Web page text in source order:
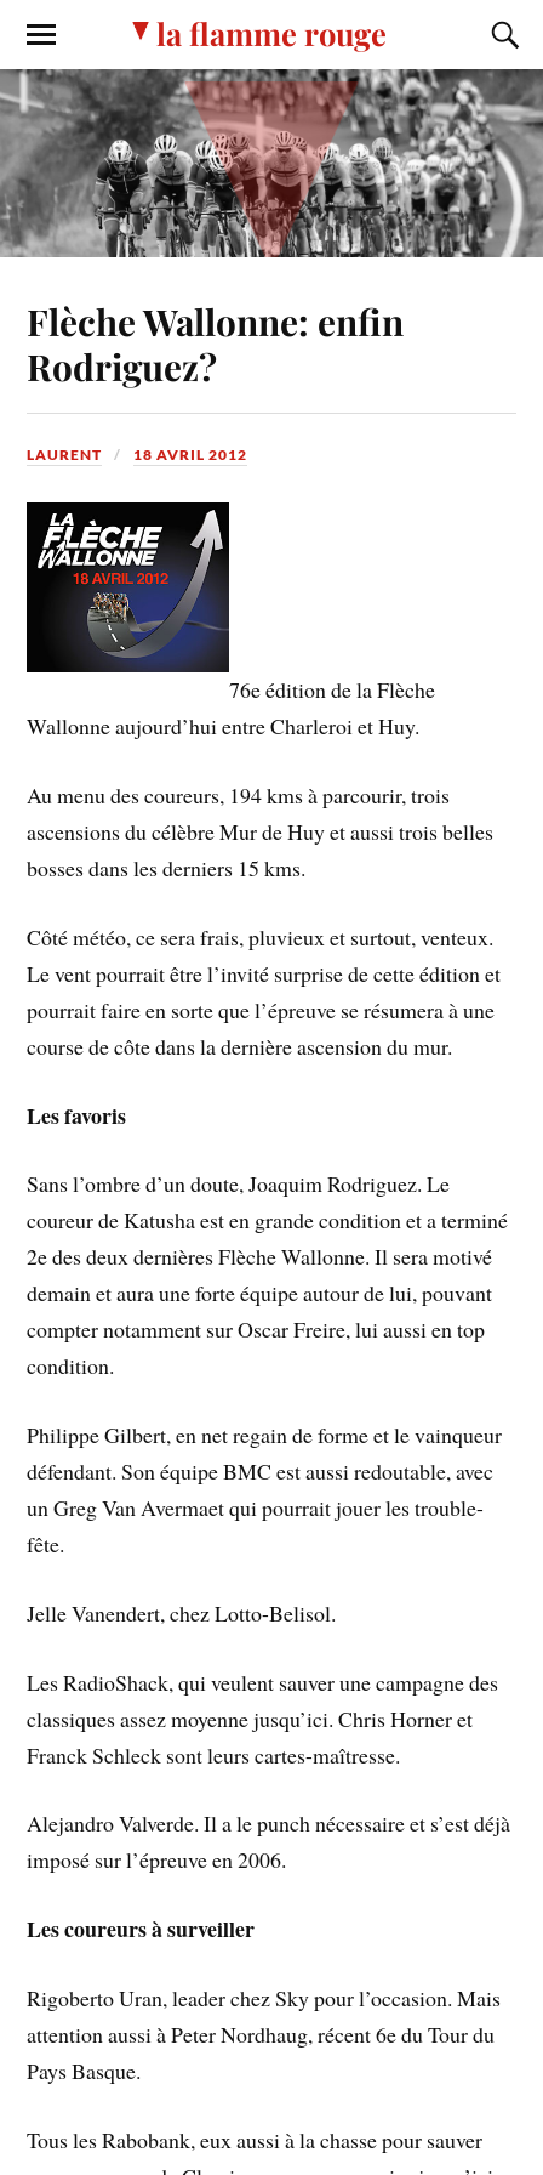
la flamme rouge
Flèche Wallonne: enfin
Rodriguez?
LAURENT 18 AVRIL 2012
76e édition de la Flèche
Wallonne aujourd’hui entre Charleroi et Huy.
Au menu des coureurs, 194 kms à parcourir, trois
ascensions du célèbre Mur de Huy et aussi trois belles
bosses dans les derniers 15 kms.
Côté météo, ce sera frais, pluvieux et surtout, venteux.
Le vent pourrait être l’invité surprise de cette édition et
pourrait faire en sorte que l’épreuve se résumera à une
course de côte dans la dernière ascension du mur.
Les favoris
Sans l’ombre d’un doute, Joaquim Rodriguez. Le
coureur de Katusha est en grande condition et a terminé
2e des deux dernières Flèche Wallonne. Il sera motivé
demain et aura une forte équipe autour de lui, pouvant
compter notamment sur Oscar Freire, lui aussi en top
condition.
Philippe Gilbert, en net regain de forme et le vainqueur
défendant. Son équipe BMC est aussi redoutable, avec
un Greg Van Avermaet qui pourrait jouer les trouble-
fête.
Jelle Vanendert, chez Lotto-Belisol.
Les RadioShack, qui veulent sauver une campagne des
classiques assez moyenne jusqu’ici. Chris Horner et
Franck Schleck sont leurs cartes-maîtresse.
Alejandro Valverde. Il a le punch nécessaire et s’est déjà
imposé sur l’épreuve en 2006.
Les coureurs à surveiller
Rigoberto Uran, leader chez Sky pour l’occasion. Mais
attention aussi à Peter Nordhaug, récent 6e du Tour du
Pays Basque.
Tous les Rabobank, eux aussi à la chasse pour sauver